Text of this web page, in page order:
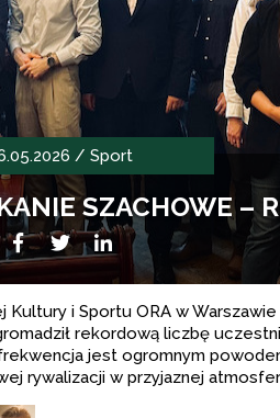
/ Sport
SZACHOWE –
Facebook
TwitterLikedIn
i Sportu ORA w
rekordową liczbę
jest ogromnym
rywalizacji w przyjaznej